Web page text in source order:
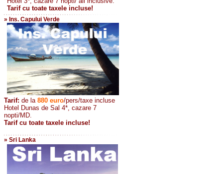
Tarif cu toate taxele incluse!
» Ins. Capului Verde
Tarif: de la 880 euro/pers/taxe incluse
Hotel Dunas de Sal 4*, cazare 7
nopti/MD.
Tarif cu toate taxele incluse!
» Sri Lanka